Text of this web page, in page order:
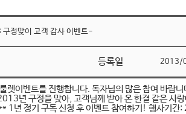
정맞이 고객 감사 이벤트-
등록일 2013/
렛이벤트를 진행합니다. 독자님의 많은 참여 바
년 구정을 맞아, 고객님께 받아 온 한결 같은 사
1년 정기 구독 신청 후 이벤트 참여하기! 행사